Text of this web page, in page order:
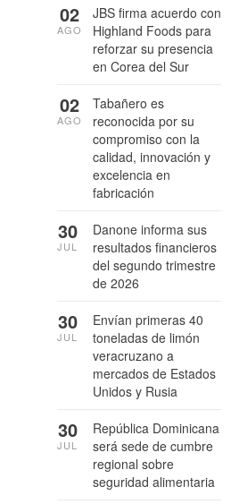
JBS firma acuerdo con
Highland Foods para
reforzar su presencia
en Corea del Sur
02
AGO
Tabañero es
reconocida por su
compromiso con la
calidad, innovación y
excelencia en
fabricación
02
AGO
Danone informa sus
resultados financieros
del segundo trimestre
de 2026
30
JUL
Envían primeras 40
toneladas de limón
veracruzano a
mercados de Estados
Unidos y Rusia
30
JUL
República Dominicana
será sede de cumbre
regional sobre
seguridad alimentaria
30
JUL